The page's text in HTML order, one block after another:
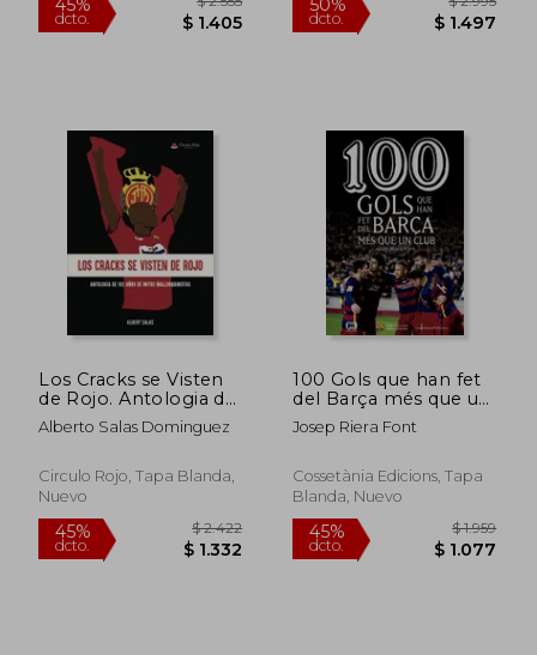
45%
dcto.
50%
dcto.
Los Cracks se Visten
de Rojo. Antologia de
102 de Mitos
Mallorqui Nistas.
Alberto Salas Dominguez
Circulo Rojo, Tapa Blanda,
Nuevo
100 Gols que han fet
del Barça més que un
Club (en Catalán)
Josep Riera Font
Cossetània Edicions, Tapa
Blanda, Nuevo